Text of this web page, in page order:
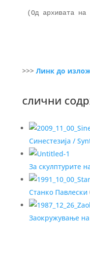
>>>Линк до
слични
Синестезија /
За скулптурите
Станко Павлески
Заокружување